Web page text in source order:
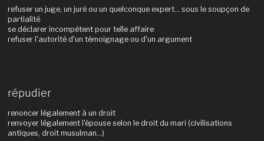
refuser un juge, un juré ou un quelconque expert... sous le soupçon de
partialité
se déclarer incompétent pour telle affaire
refuser l'autorité d'un témoignage ou d'un argument
répudier
renoncer légalement à un droit
renvoyer légalement l'épouse selon le droit du mari (civilisations
antiques, droit musulman...)